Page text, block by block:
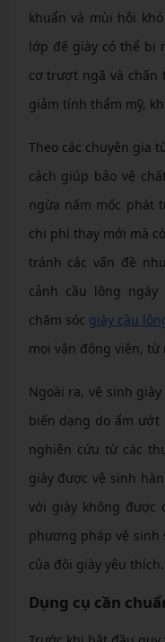
khuẩn và mùi hôi
lớp đế giày có thể bị
cơ trượt ngã và chấn
giảm tính thẩm mỹ,
Theo các chuyên gia
cách giúp bảo vệ
ngừa nấm mốc phát
chi phí thay mới mà
tránh các vấn đề
cảnh cầu lông
chăm sóc giày cầu
mọi vận động viên,
Ngoài ra, vệ sinh
biến dạng do ẩm ướt
nghiên cứu từ các
giày được vệ sinh
với giày không được
phương pháp vệ
của đôi giày yêu thích.
Dụng cụ cần